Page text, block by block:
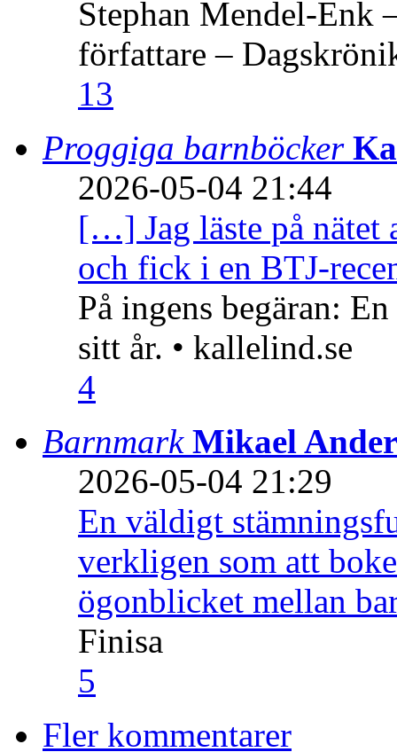
Stephan Mendel-Enk
författare –
13
Proggiga barnböcker
2026-05-04 21:44
[…] Jag läste på nätet
och fick i en BTJ-
På ingens begäran:
sitt år. • kallelind.se
4
Barnmark Mikael
2026-05-04 21:29
En väldigt
verkligen som att
ögonblicket mellan
Finisa
5
Fler kommentarer